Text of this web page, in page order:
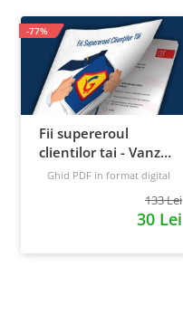
Fii supereroul
clientilor tai - Vanzari
pe pilot automat
Ghid PDF in format digital
133 Lei
30 Lei
-77%